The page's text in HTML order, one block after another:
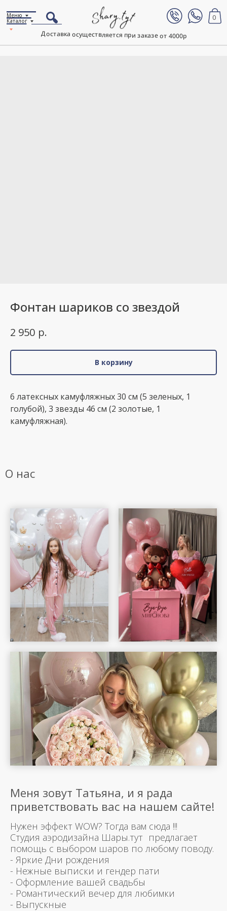
Доставка осуществляется при заказе от 4000р
0
Каталог
Меню
Фонтан шариков со звездой
2 950 р.
В корзину
6 латексных камуфляжных 30 см (5 зеленых, 1
голубой), 3 звезды 46 см (2 золотые, 1
камуфляжная).
О нас
Меня зовут Татьяна, и я рада
приветствовать вас на нашем сайте!
Нужен эффект WOW? Тогда вам сюда !!!
Студия аэродизайна Шары.тут предлагает
помощь с выбором шаров по любому поводу.
- Яркие Дни рождения
- Нежные выписки и гендер пати
- Оформление вашей свадьбы
- Романтический вечер для любимки
- Выпускные